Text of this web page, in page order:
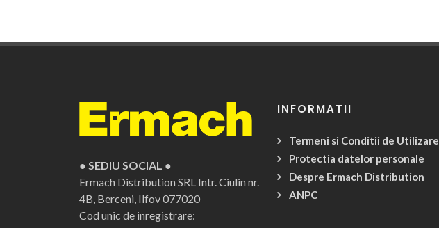
● SEDIU SOCIAL ●
Ermach Distribution SRL Intr. Ciulin nr.
4B, Berceni, Ilfov 077020
Cod unic de inregistrare:
INFORMATII
Termeni si Conditii de Utilizare
Protectia datelor personale
Despre Ermach Distribution
ANPC